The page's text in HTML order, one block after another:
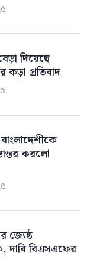
দিয়েছে
কড়া প্রতিবাদ
করলো
জ্যেষ্ঠ
দাবি বিএসএফের